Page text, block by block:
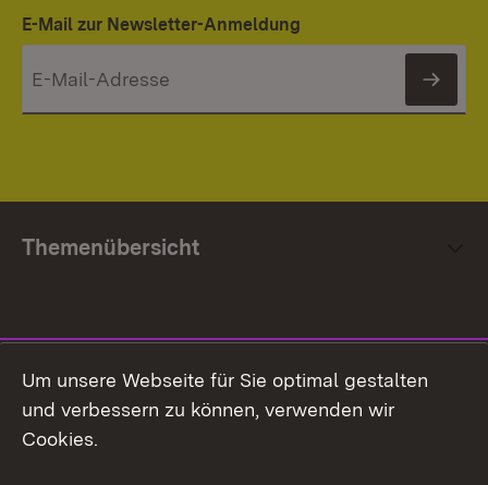
E-Mail zur Newsletter-Anmeldung
Themenübersicht
Facebook
Um unsere Webseite für Sie optimal gestalten
und verbessern zu können, verwenden wir
Cookies.